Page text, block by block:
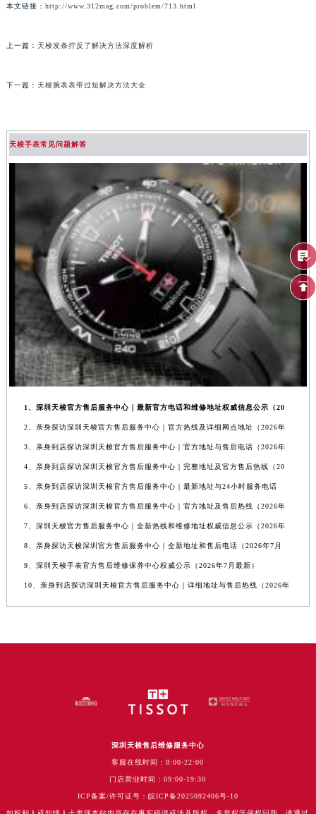
本文链接： http://www.312mag.com/problem/713.html
上一篇： 天梭发条拧反了解决方法深度解析
下一篇： 天梭腕表表带过短解决方法大全
天梭手表常见问题解答
1、深圳天梭官方售后服务中心｜最新官方电话和维修地址权威信息公示（20
2、亲身探访深圳天梭官方售后服务中心｜官方热线及详细网点地址（2026年
3、亲身到店探访深圳天梭官方售后服务中心｜官方地址与售后电话（2026年
4、亲身到店探访深圳天梭官方售后服务中心｜完整地址及官方售后热线（20
5、亲身到店探访深圳天梭官方售后服务中心｜最新地址与24小时服务电话
6、亲身到店探访深圳天梭官方售后服务中心｜官方地址及售后热线（2026年
7、深圳天梭官方售后服务中心｜全新热线和维修地址权威信息公示（2026年
8、亲身探访天梭深圳官方售后服务中心｜全新地址和售后电话（2026年7月
9、深圳天梭手表官方售后维修保养中心权威公示（2026年7月最新）
10、亲身到店探访深圳天梭官方售后服务中心｜详细地址与售后热线（2026年
深圳天梭售后维修服务中心
客服在线时间：8:00-22:00
门店营业时间：09:00-19:30
ICP备案/许可证号：皖ICP备2025092406号-10